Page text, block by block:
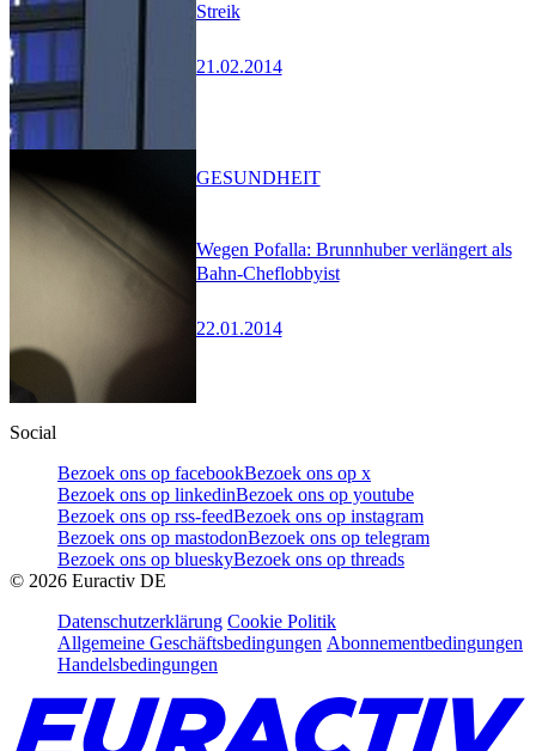
Streik
21.02.2014
Wegen Pofalla: Brunnhuber verlängert als
Bahn-Cheflobbyist
22.01.2014
GESUNDHEIT
Social
Bezoek ons op facebookBezoek ons op x
Bezoek ons op linkedinBezoek ons op youtube
Bezoek ons op rss-feedBezoek ons op instagram
Bezoek ons op mastodonBezoek ons op telegram
Bezoek ons op blueskyBezoek ons op threads
© 2026 Euractiv DE
Datenschutzerklärung Cookie Politik
Allgemeine Geschäftsbedingungen Abonnementbedingungen
Handelsbedingungen